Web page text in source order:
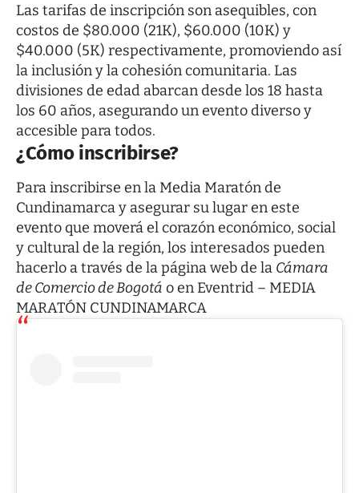
Las tarifas de inscripción son asequibles, con
costos de $80.000 (21K), $60.000 (10K) y
$40.000 (5K) respectivamente, promoviendo así
la inclusión y la cohesión comunitaria. Las
divisiones de edad abarcan desde los 18 hasta
los 60 años, asegurando un evento diverso y
accesible para todos.
¿Cómo inscribirse?
Para inscribirse en la Media Maratón de
Cundinamarca y asegurar su lugar en este
evento que moverá el corazón económico, social
y cultural de la región, los interesados pueden
hacerlo a través de la página web de la Cámara
de Comercio de Bogotá o en Eventrid – MEDIA
MARATÓN CUNDINAMARCA